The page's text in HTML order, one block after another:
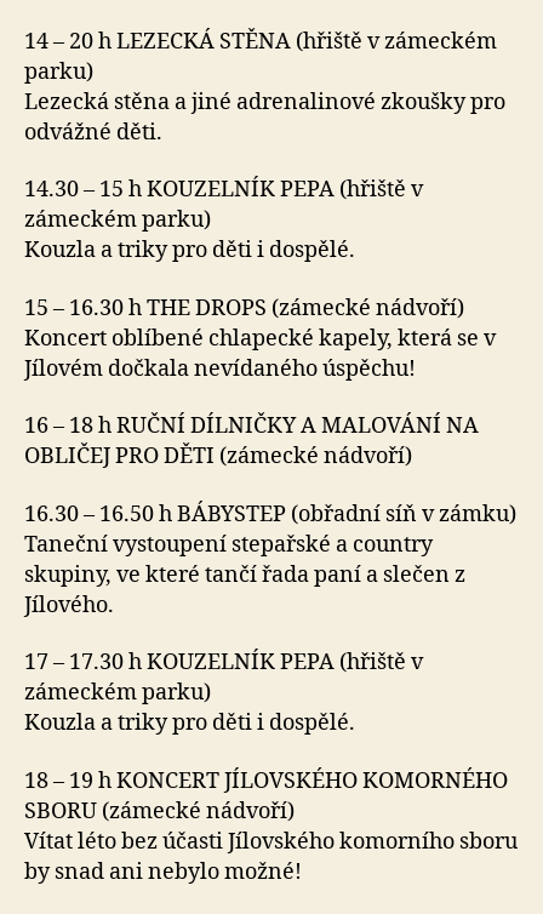
14 – 20 h LEZECKÁ STĚNA (hřiště v zámeckém
parku)
Lezecká stěna a jiné adrenalinové zkoušky pro
odvážné děti.
14.30 – 15 h KOUZELNÍK PEPA (hřiště v
zámeckém parku)
Kouzla a triky pro děti i dospělé.
15 – 16.30 h THE DROPS (zámecké nádvoří)
Koncert oblíbené chlapecké kapely, která se v
Jílovém dočkala nevídaného úspěchu!
16 – 18 h RUČNÍ DÍLNIČKY A MALOVÁNÍ NA
OBLIČEJ PRO DĚTI (zámecké nádvoří)
16.30 – 16.50 h BÁBYSTEP (obřadní síň v zámku)
Taneční vystoupení stepařské a country
skupiny, ve které tančí řada paní a slečen z
Jílového.
17 – 17.30 h KOUZELNÍK PEPA (hřiště v
zámeckém parku)
Kouzla a triky pro děti i dospělé.
18 – 19 h KONCERT JÍLOVSKÉHO KOMORNÉHO
SBORU (zámecké nádvoří)
Vítat léto bez účasti Jílovského komorního sboru
by snad ani nebylo možné!